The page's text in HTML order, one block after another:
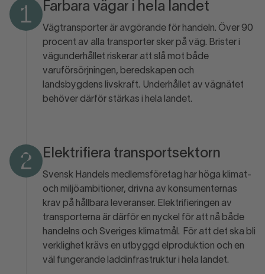
1 Farbara vägar i hela landet
Vägtransporter är avgörande för handeln. Över 90
procent av alla transporter sker på väg. Brister i
vägunderhållet riskerar att slå mot både
varuförsörjningen, beredskapen och
landsbygdens livskraft. Underhållet av vägnätet
behöver därför stärkas i hela landet.
2 Elektrifiera transportsektorn
Svensk Handels medlemsföretag har höga klimat-
och miljöambitioner, drivna av konsumenternas
krav på hållbara leveranser. Elektrifieringen av
transporterna är därför en nyckel för att nå både
handelns och Sveriges klimatmål. För att det ska bli
verklighet krävs en utbyggd elproduktion och en
väl fungerande laddinfrastruktur i hela landet.